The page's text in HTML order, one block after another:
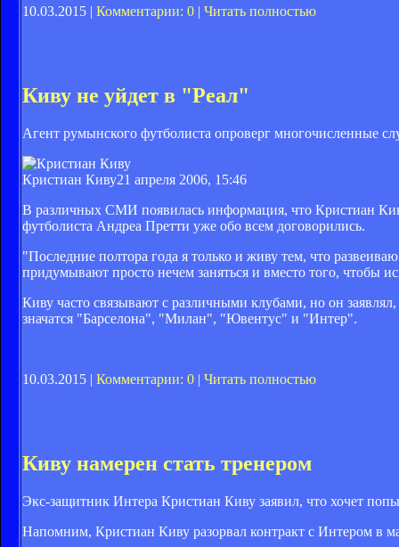
10.03.2015 | Комментарии: 0 Читать полностью
Киву не уйдет в "Реал"
Агент румынского футболиста опроверг многочисленные
Кристиан Киву21 апреля 2006, 15:46
В различных СМИ появилась информация, что Кристиан
футболиста Андреа Претти уже обо всем договорились.
"Последние полтора года я только и живу тем, что
придумывают просто нечем заняться и вместо того, чтобы
Киву часто связывают с различными клубами, но он
значатся "Барселона", "Милан", "Ювентус" и "Интер".
10.03.2015 | Комментарии: 0 | Читать полностью
Киву намерен стать тренером
Экс-защитник Интера Кристиан Киву заявил, что хочет
Напомним, Кристиан Киву разорвал контракт с Интером в